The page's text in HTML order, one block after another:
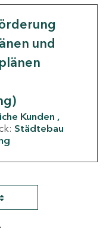
und
Kunden
Städtebau